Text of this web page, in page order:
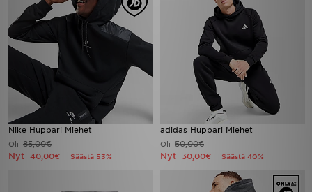
Nike Huppari Miehet
Oli85,00€
Nyt 40,00€ Säästä 53%
adidas Huppari Miehet
Oli50,00€
Nyt 30,00€ Säästä 40%